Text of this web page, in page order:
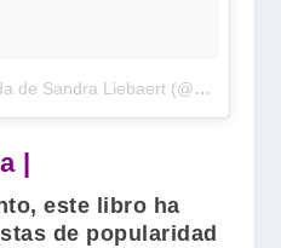
Una publicación compartida de Sandra Liebaert (@sandraliebaert)
|
este libro ha
de popularidad